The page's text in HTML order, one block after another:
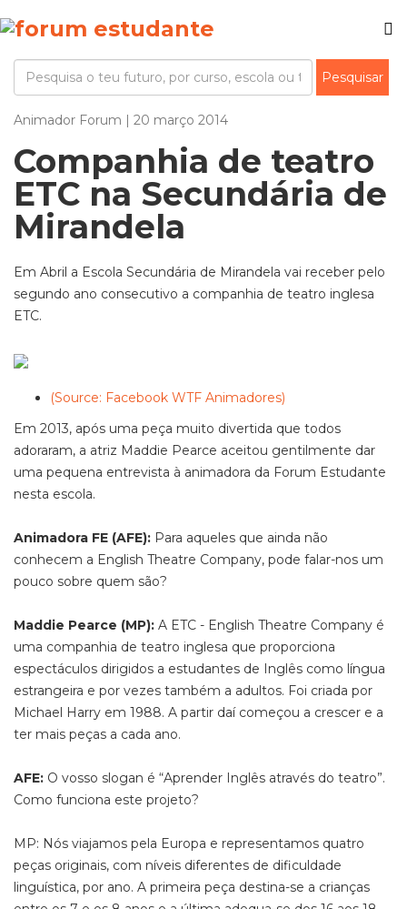
Animador Forum | 20 março 2014
Companhia de teatro
ETC na Secundária de
Mirandela
Em Abril a Escola Secundária de Mirandela vai receber pelo
segundo ano consecutivo a companhia de teatro inglesa
ETC.
(Source: Facebook WTF Animadores)
Em 2013, após uma peça muito divertida que todos
adoraram, a atriz Maddie Pearce aceitou gentilmente dar
uma pequena entrevista à animadora da Forum Estudante
nesta escola.
Animadora FE (AFE): Para aqueles que ainda não
conhecem a English Theatre Company, pode falar-nos um
pouco sobre quem são?
Maddie Pearce (MP): A ETC - English Theatre Company é
uma companhia de teatro inglesa que proporciona
espectáculos dirigidos a estudantes de Inglês como língua
estrangeira e por vezes também a adultos. Foi criada por
Michael Harry em 1988. A partir daí começou a crescer e a
ter mais peças a cada ano.
AFE: O vosso slogan é “Aprender Inglês através do teatro”.
Como funciona este projeto?
MP: Nós viajamos pela Europa e representamos quatro
peças originais, com níveis diferentes de dificuldade
linguística, por ano. A primeira peça destina-se a crianças